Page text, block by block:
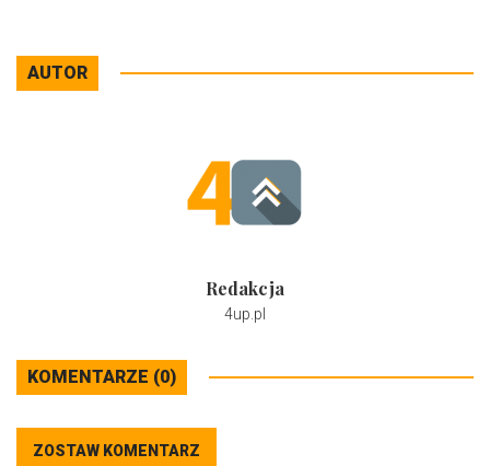
AUTOR
Redakcja
4up.pl
KOMENTARZE (0)
ZOSTAW KOMENTARZ